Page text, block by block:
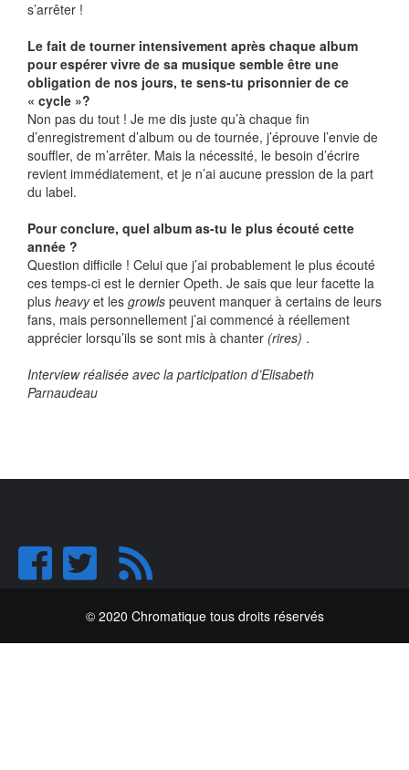
s’arrêter !
Le fait de tourner intensivement après chaque album
pour espérer vivre de sa musique semble être une
obligation de nos jours, te sens-tu prisonnier de ce
« cycle »?
Non pas du tout ! Je me dis juste qu’à chaque fin
d’enregistrement d’album ou de tournée, j’éprouve l’envie de
souffler, de m’arrêter. Mais la nécessité, le besoin d’écrire
revient immédiatement, et je n’ai aucune pression de la part
du label.
Pour conclure, quel album as-tu le plus écouté cette
année ?
Question difficile ! Celui que j’ai probablement le plus écouté
ces temps-ci est le dernier Opeth. Je sais que leur facette la
plus heavyet les growls peuvent manquer à certains de leurs
fans, mais personnellement j’ai commencé à réellement
apprécier lorsqu’ils se sont mis à chanter (rires) .
Interview réalisée avec la participation d’Elisabeth
Parnaudeau
© 2020 Chromatique tous droits réservés